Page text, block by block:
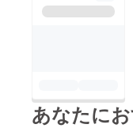
が入って
さい。届
あなたに